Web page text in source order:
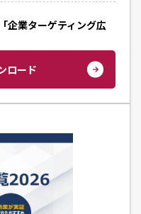
企業ターゲティング広
ロード